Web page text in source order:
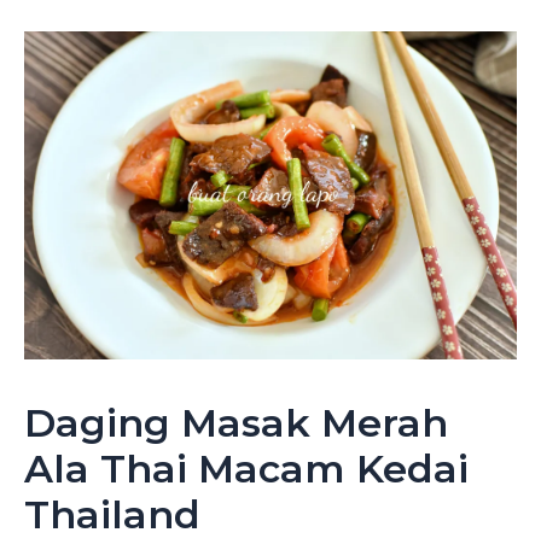
Daging Masak Merah
Ala Thai Macam Kedai
Thailand